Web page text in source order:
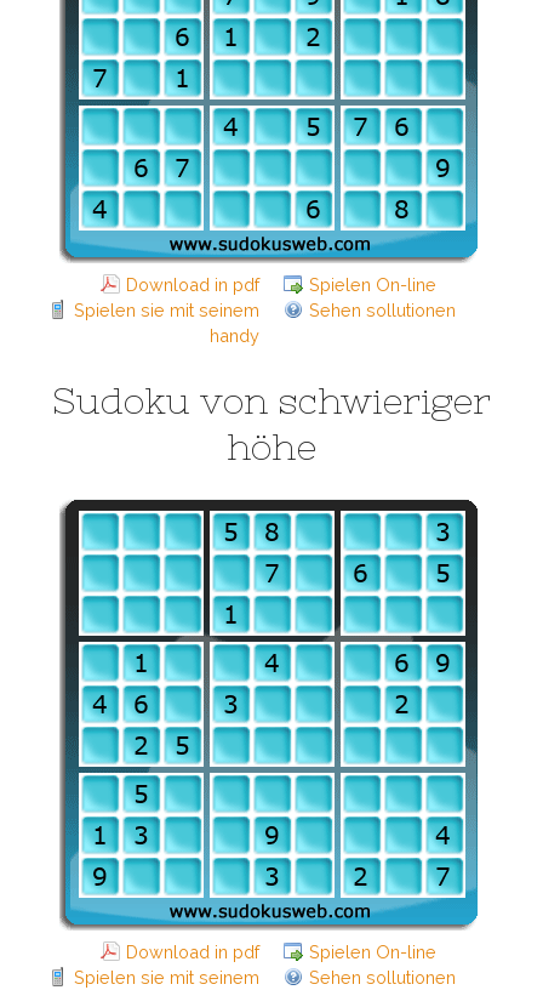
Download in pdf
Spielen On-line
Spielen sie mit seinem
handy
Sehen sollutionen
Sudoku von schwieriger
höhe
Download in pdf
Spielen On-line
Spielen sie mit seinem
Sehen sollutionen